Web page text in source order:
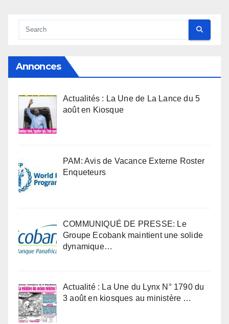
Annonces
Actualités : La Une de La Lance du 5
août en Kiosque
PAM: Avis de Vacance Externe Roster
Enqueteurs
COMMUNIQUÉ DE PRESSE: Le
Groupe Ecobank maintient une solide
dynamique…
Actualité : La Une du Lynx N° 1790 du
3 août en kiosques au ministère …